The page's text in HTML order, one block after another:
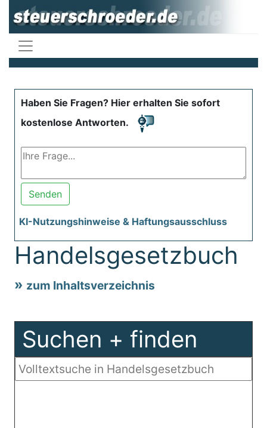
Haben Sie Fragen? Hier erhalten Sie sofort
kostenlose Antworten.
Senden
KI-Nutzungshinweise & Haftungsausschluss
Handelsgesetzbuch
zum Inhaltsverzeichnis
Suchen + finden